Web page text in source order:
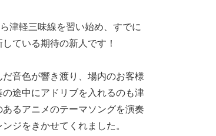
津軽三味線を習い始め、すでに
ている期待の新人です！
音色が響き渡り、場内のお客様
途中にアドリブを入れるのも津
るアニメのテーマソングを演奏
ジをきかせてくれました。